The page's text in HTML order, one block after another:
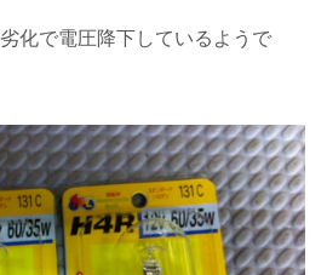
化で電圧降下しているようで